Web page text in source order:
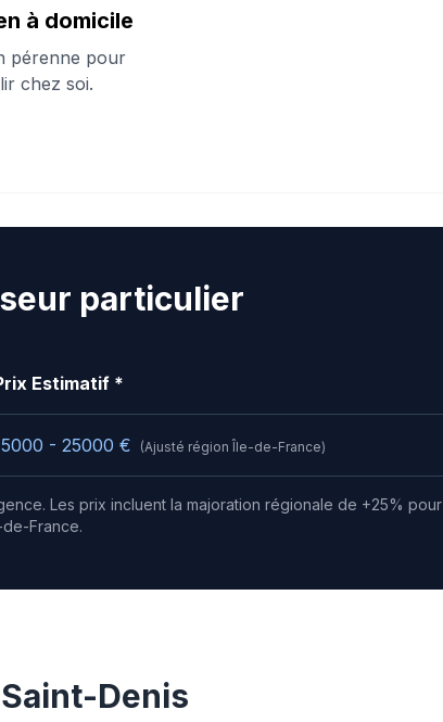
à domicile
pérenne pour
chez soi.
particulier
Estimatif *
- 25000 € (Ajusté région Île-de-France)
Les prix incluent la majoration régionale de +25% pour
de-France.
Saint-Denis